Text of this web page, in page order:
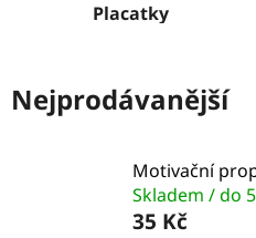
Placatky
Nejprodávanější
Motivační
Skladem / do
35 Kč